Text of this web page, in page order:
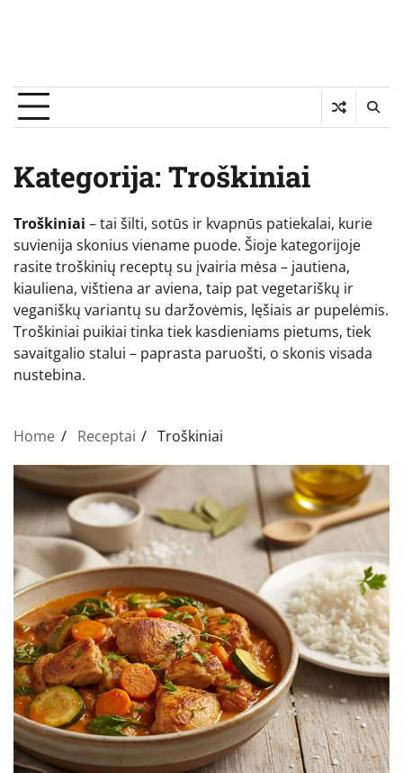
Kategorija: Troškiniai
Troškiniai – tai šilti, sotūs ir kvapnūs patiekalai, kurie
suvienija skonius viename puode. Šioje kategorijoje
rasite troškinių receptų su įvairia mėsa – jautiena,
kiauliena, vištiena ar aviena, taip pat vegetariškų ir
veganiškų variantų su daržovėmis, lęšiais ar pupelėmis.
Troškiniai puikiai tinka tiek kasdieniams pietums, tiek
savaitgalio stalui – paprasta paruošti, o skonis visada
nustebina.
Home Receptai Troškiniai